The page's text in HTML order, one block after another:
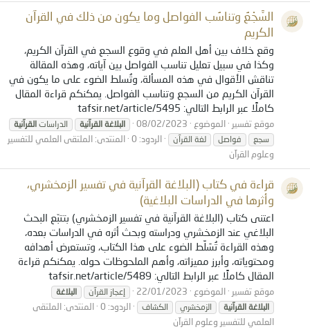
السَّجْعُ وتناسُب الفواصل وما يكون من ذلك في القرآن
الكريم
وقع خلاف بين أهل العلم في وقوع السجع في القرآن الكريم،
وكذا في سبيل تعليل تناسب الفواصل بين آياته، وهذه المقالة
تناقش الأقوال في هذه المسألة، وتُسلط الضوء على ما يكون في
القرآن الكريم من السجع وتناسب الفواصل. يمكنكم قراءة المقال
كاملًا عبر الرابط التالي: tafsir.net/article/5495
موقع تفسير الموضوع 08/02/2023 البلاغة القرآنية الدراسات القرآنية
سجع
فواصل لغة القرآن الردود: 0 المنتدى: الملتقى العلمي للتفسير
وعلوم القرآن
قراءة في كتاب (البلاغة القرآنية في تفسير الزمخشري،
وأثرها في الدراسات البلاغية‏)
اعتنى كتاب (البلاغة القرآنية في تفسير الزمخشري) بتتبّع البحث
البلاغي عند الزمخشري ودراسته وبحث أثره في الدراسات بعده،
وهذه القراءة تُسَلِّط الضوء على هذا الكتاب، وتستعرض أهدافه
ومحتوياته، وأبرز مميزاته، وأهم الملحوظات حوله. يمكنكم قراءة
المقال كاملًا عبر الرابط التالي: tafsir.net/article/5489
موقع تفسير الموضوع 22/01/2023 إعجاز القرآن
البلاغة
البلاغة القرآنية الزمخشري الكشاف الردود: 0 المنتدى: الملتقى
العلمي للتفسير وعلوم القرآن